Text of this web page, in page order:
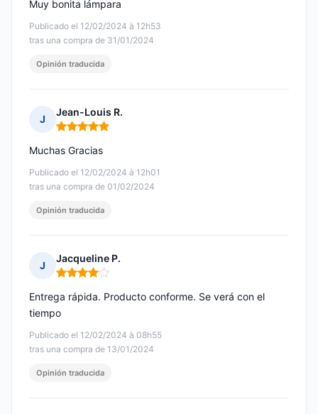
Publicado el 12/02/2024 à 12h53
tras una compra de 31/01/2024
Muy bonita lámpara
Opinión traducida
J
Jean-Louis R.
Nota: 5 de 5
Publicado el 12/02/2024 à 12h01
tras una compra de 01/02/2024
Muchas Gracias
Opinión traducida
J
Jacqueline P.
Nota: 4 de 5
Publicado el 12/02/2024 à 08h55
tras una compra de 13/01/2024
Entrega rápida. Producto conforme. Se verá con el
tiempo
Opinión traducida